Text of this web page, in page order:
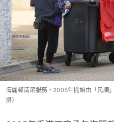
海麗邨清潔服務，2005年開始由「民順
攝）